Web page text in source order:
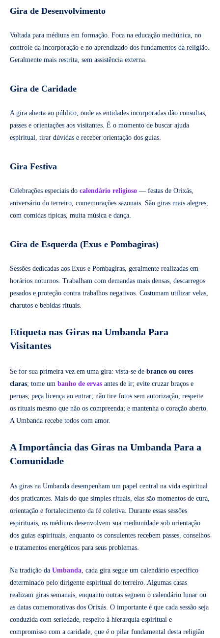
Gira de Desenvolvimento
Voltada para médiuns em formação. Foca na educação mediúnica, no
controle da incorporação e no aprendizado dos fundamentos da religião.
Geralmente mais restrita, sem assistência externa.
Gira de Caridade
A gira aberta ao público, onde as entidades incorporadas dão consultas,
passes e orientações aos visitantes. É o momento de buscar ajuda
espiritual, tirar dúvidas e receber orientação dos guias.
Gira Festiva
Celebrações especiais do calendário religioso — festas de Orixás,
aniversário do terreiro, comemorações sazonais. São giras mais alegres,
com comidas típicas, muita música e dança.
Gira de Esquerda (Exus e Pombagiras)
Sessões dedicadas aos Exus e Pombagiras, geralmente realizadas em
horários noturnos. Trabalham com demandas mais densas, descarregos
pesados e proteção contra trabalhos negativos. Costumam utilizar velas,
charutos e bebidas rituais.
Etiqueta nas Giras na Umbanda Para
Visitantes
Se for sua primeira vez em uma gira: vista-se de branco ou cores
claras; tome um banho de ervas antes de ir; evite cruzar braços e
pernas; peça licença ao entrar; não tire fotos sem autorização; respeite
os rituais mesmo que não os compreenda; e mantenha o coração aberto.
A Umbanda recebe todos com amor.
A Importância das Giras na Umbanda Para a
Comunidade
As giras na Umbanda desempenham um papel central na vida espiritual
dos praticantes. Mais do que simples rituais, elas são momentos de cura,
orientação e fortalecimento da fé coletiva. Durante essas sessões
espirituais, os médiuns desenvolvem sua mediunidade sob orientação
dos guias espirituais, enquanto os consulentes recebem passes, conselhos
e tratamentos energéticos para seus problemas.
Na tradição da Umbanda, cada gira segue um calendário específico
determinado pelo dirigente espiritual do terreiro. Algumas casas
realizam giras semanais, enquanto outras seguem o calendário lunar ou
as datas comemorativas dos Orixás. O importante é que cada sessão seja
conduzida com seriedade, respeito à hierarquia espiritual e
compromisso com a caridade, que é o pilar fundamental desta religião